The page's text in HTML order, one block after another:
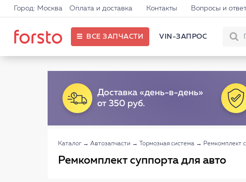
Город: Москва Оплата и доставка Контакты Вопросы и
ВСЕ ЗАПЧАСТИ VIN-ЗАПРОС
Каталог → Автозапчасти → Тормозная система → Ремкомплект
Ремкомплект суппорта для авто